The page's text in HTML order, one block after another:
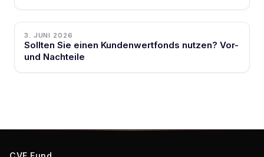
3. JUNI 2026
Sollten Sie einen Kundenwertfonds nutzen? Vor-
und Nachteile